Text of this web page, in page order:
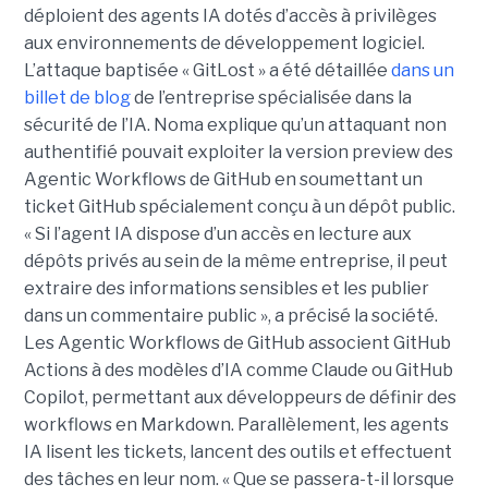
déploient des agents IA dotés d’accès à privilèges
aux environnements de développement logiciel.
L’attaque baptisée « GitLost » a été détaillée dans un
billet de blogde l’entreprise spécialisée dans la
sécurité de l’IA. Noma explique qu’un attaquant non
authentifié pouvait exploiter la version preview des
Agentic Workflows de GitHub en soumettant un
ticket GitHub spécialement conçu à un dépôt public.
« Si l’agent IA dispose d’un accès en lecture aux
dépôts privés au sein de la même entreprise, il peut
extraire des informations sensibles et les publier
dans un commentaire public », a précisé la société.
Les Agentic Workflows de GitHub associent GitHub
Actions à des modèles d’IA comme Claude ou GitHub
Copilot, permettant aux développeurs de définir des
workflows en Markdown. Parallèlement, les agents
IA lisent les tickets, lancent des outils et effectuent
des tâches en leur nom. « Que se passera-t-il lorsque